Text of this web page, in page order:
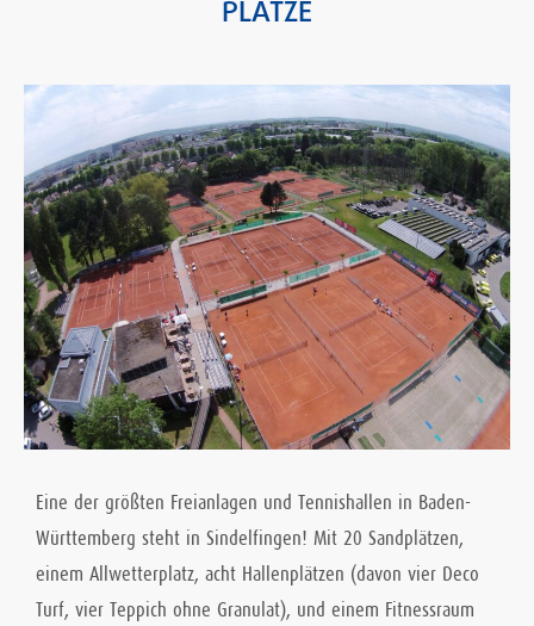
PLÄTZE
Eine der größten Freianlagen und Tennishallen in Baden-
Württemberg steht in Sindelfingen! Mit 20 Sandplätzen,
einem Allwetterplatz, acht Hallenplätzen (davon vier Deco
Turf, vier Teppich ohne Granulat), und einem Fitnessraum